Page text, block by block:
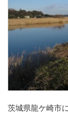
茨城県龍ケ崎市